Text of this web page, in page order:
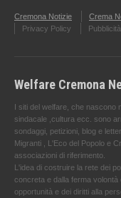
Cremona Notizie Crema
Privacy Policy
Pubblicità
Welfare Cremona
I siti del welfare, che nascono
sindacale ,cultura ecc. sono
sondaggi, petizioni, blog e
Migranti , L'Eco del Popolo e
associazioni di riferimento.
L'idea di costruire la rete dei
concreta e dalla ferma volontà
opportunità e dei diritti alla